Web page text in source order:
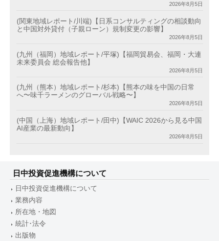
2026年8月5日
(関東地域レポート/川端)【日系コンサルティングの相談動向
と中国対外貸付（子親ローン）規制変更の影響】
2026年8月5日
(九州（福岡）地域レポート/平塚)【福岡貿易会、福岡・大連
未来委員会 総会報告他】
2026年8月5日
(九州（熊本）地域レポート/杉本)【熊本の味を中国の日常
へ〜味千ラーメンのグローバル戦略〜】
2026年8月5日
(中国（上海）地域レポート/田中)【WAIC 2026から見る中国
AI産業の最新動向】
2026年8月5日
日中投資促進機構について
日中投資促進機構について
業務内容
所在地・地図
統計･法令
出版物